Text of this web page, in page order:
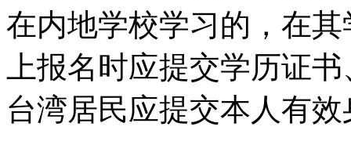
在内地学校学习的，在
上报名时应提交学历证
台湾居民应提交本人有